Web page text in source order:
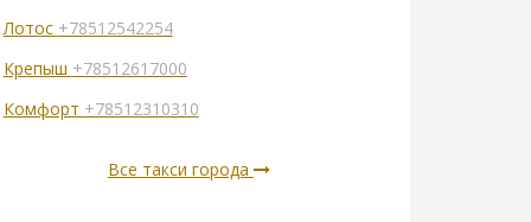
Лотос +78512542254
Крепыш +78512617000
Комфорт +78512310310
Все такси города